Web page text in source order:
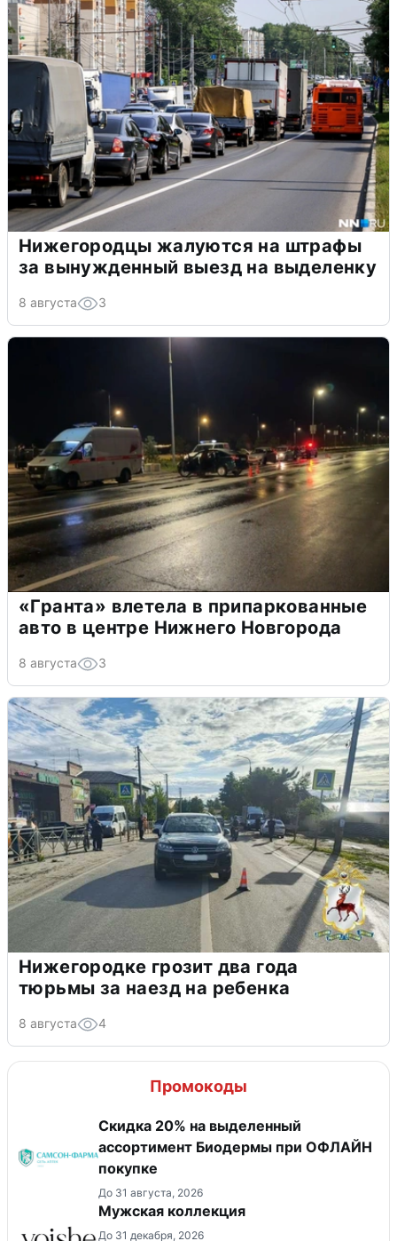
Нижегородцы жалуются на штрафы
за вынужденный выезд на выделенку
8 августа 3
«Гранта» влетела в припаркованные
авто в центре Нижнего Новгорода
8 августа 3
Нижегородке грозит два года
тюрьмы за наезд на ребенка
8 августа 4
Промокоды
Скидка 20% на выделенный
ассортимент Биодермы при ОФЛАЙН
покупке
До 31 августа, 2026
Мужская коллекция
До 31 декабря, 2026